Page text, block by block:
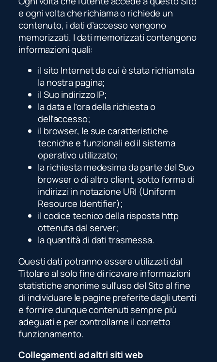
e ogni volta che richiama o richiede un
contenuto, i dati d’accesso vengono
memorizzati. I dati memorizzati contengono
informazioni quali:
il sito Internet da cui è stata richiamata
la nostra pagina;
il Suo indirizzo IP;
la data e l’ora della richiesta o
dell’accesso;
il browser, le sue caratteristiche
tecniche e funzionali ed il sistema
operativo utilizzato;
la richiesta medesima da parte del Suo
browser o di altro client, sotto forma di
indirizzi in notazione URI (Uniform
Resource Identifier);
il codice tecnico della risposta http
ottenuta dal server;
la quantità di dati trasmessa.
Questi dati potranno essere utilizzati dal
Titolare al solo fine di ricavare informazioni
statistiche anonime sull’uso del Sito al fine
di individuare le pagine preferite dagli utenti
e fornire dunque contenuti sempre più
adeguati e per controllarne il corretto
funzionamento.
Collegamenti ad altri siti web